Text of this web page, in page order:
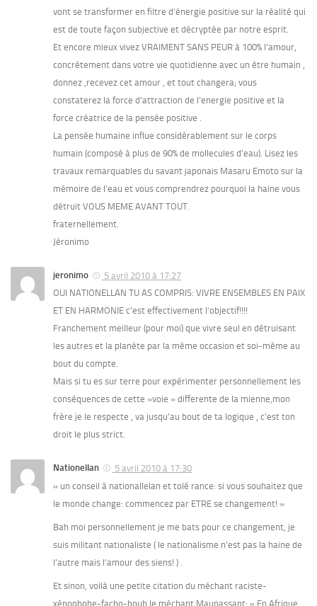
vont se transformer en filtre d’énergie positive sur la réalité qui
est de toute façon subjective et décryptée par notre esprit.
Et encore mieux vivez VRAIMENT SANS PEUR à 100% l’amour,
concrétement dans votre vie quotidienne avec un être humain ,
donnez ,recevez cet amour , et tout changera; vous
constaterez la force d’attraction de l’energie positive et la
force créatrice de la pensée positive .
La pensée humaine influe considérablement sur le corps
humain (composé à plus de 90% de mollecules d’eau). Lisez les
travaux remarquables du savant japonais Masaru Emoto sur la
mémoire de l’eau et vous comprendrez pourquoi la haine vous
détruit VOUS MEME AVANT TOUT.
fraternellement.
Jéronimo
jeronimo
5 avril 2010 à 17:27
OUI NATIONELLAN TU AS COMPRIS: VIVRE ENSEMBLES EN PAIX
ET EN HARMONIE c’est effectivement l’objectif!!!!
Franchement meilleur (pour moi) que vivre seul en détruisant
les autres et la planète par la même occasion et soi-même au
bout du compte.
Mais si tu es sur terre pour expérimenter personnellement les
conséquences de cette »voie » differente de la mienne,mon
frère je le respecte , va jusqu’au bout de ta logique , c’est ton
droit le plus strict.
Nationellan
5 avril 2010 à 17:30
« un conseil à nationallelan et tolé rance: si vous souhaitez que
le monde change: commencez par ETRE se changement! »
Bah moi personnellement je me bats pour ce changement, je
suis militant nationaliste ( le nationalisme n’est pas la haine de
l’autre mais l’amour des siens! ) .
Et sinon, voilà une petite citation du méchant raciste-
xénophobe-facho-bouh le méchant Maupassant: « En Afrique